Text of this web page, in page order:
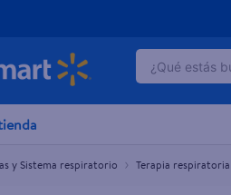
¿Qué estás
y Sistema respiratorio Terapia respiratoria
Spray Nasal 200 Dosis 30 ml
2.
dove